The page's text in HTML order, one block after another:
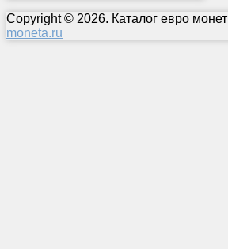
Copyright © 2026. Каталог евро монет
moneta.ru